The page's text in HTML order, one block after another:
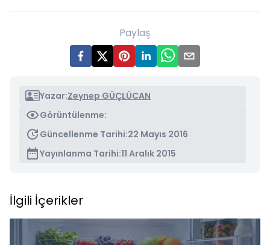
Paylaş
Yazar:Zeynep GÜÇLÜCAN
Görüntülenme:
Güncellenme Tarihi:22 Mayıs 2016
Yayınlanma Tarihi:11 Aralık 2015
İlgili İçerikler